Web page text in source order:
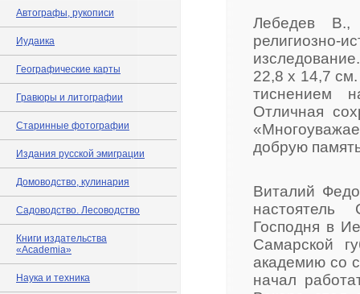
Автографы, рукописи
Иудаика
Географические карты
Гравюры и литографии
Старинные фотографии
Издания русской эмиграции
Домоводство, кулинария
Садоводство. Лесоводство
Книги издательства
«Academia»
Наука и техника
Лебедев В.,
религиозно-
22,8 х 14,7
тиснением
Отличная
добрую
Виталий
настоятель
Господня в
Самарской
академию со
начал